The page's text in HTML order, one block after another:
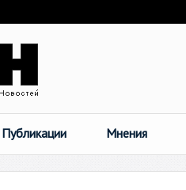
Публикации Мнения